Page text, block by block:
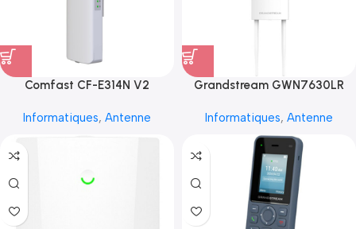
Comfast CF-E314N V2
Informatiques, Antenne
Grandstream GWN7630LR
Informatiques, Antenne